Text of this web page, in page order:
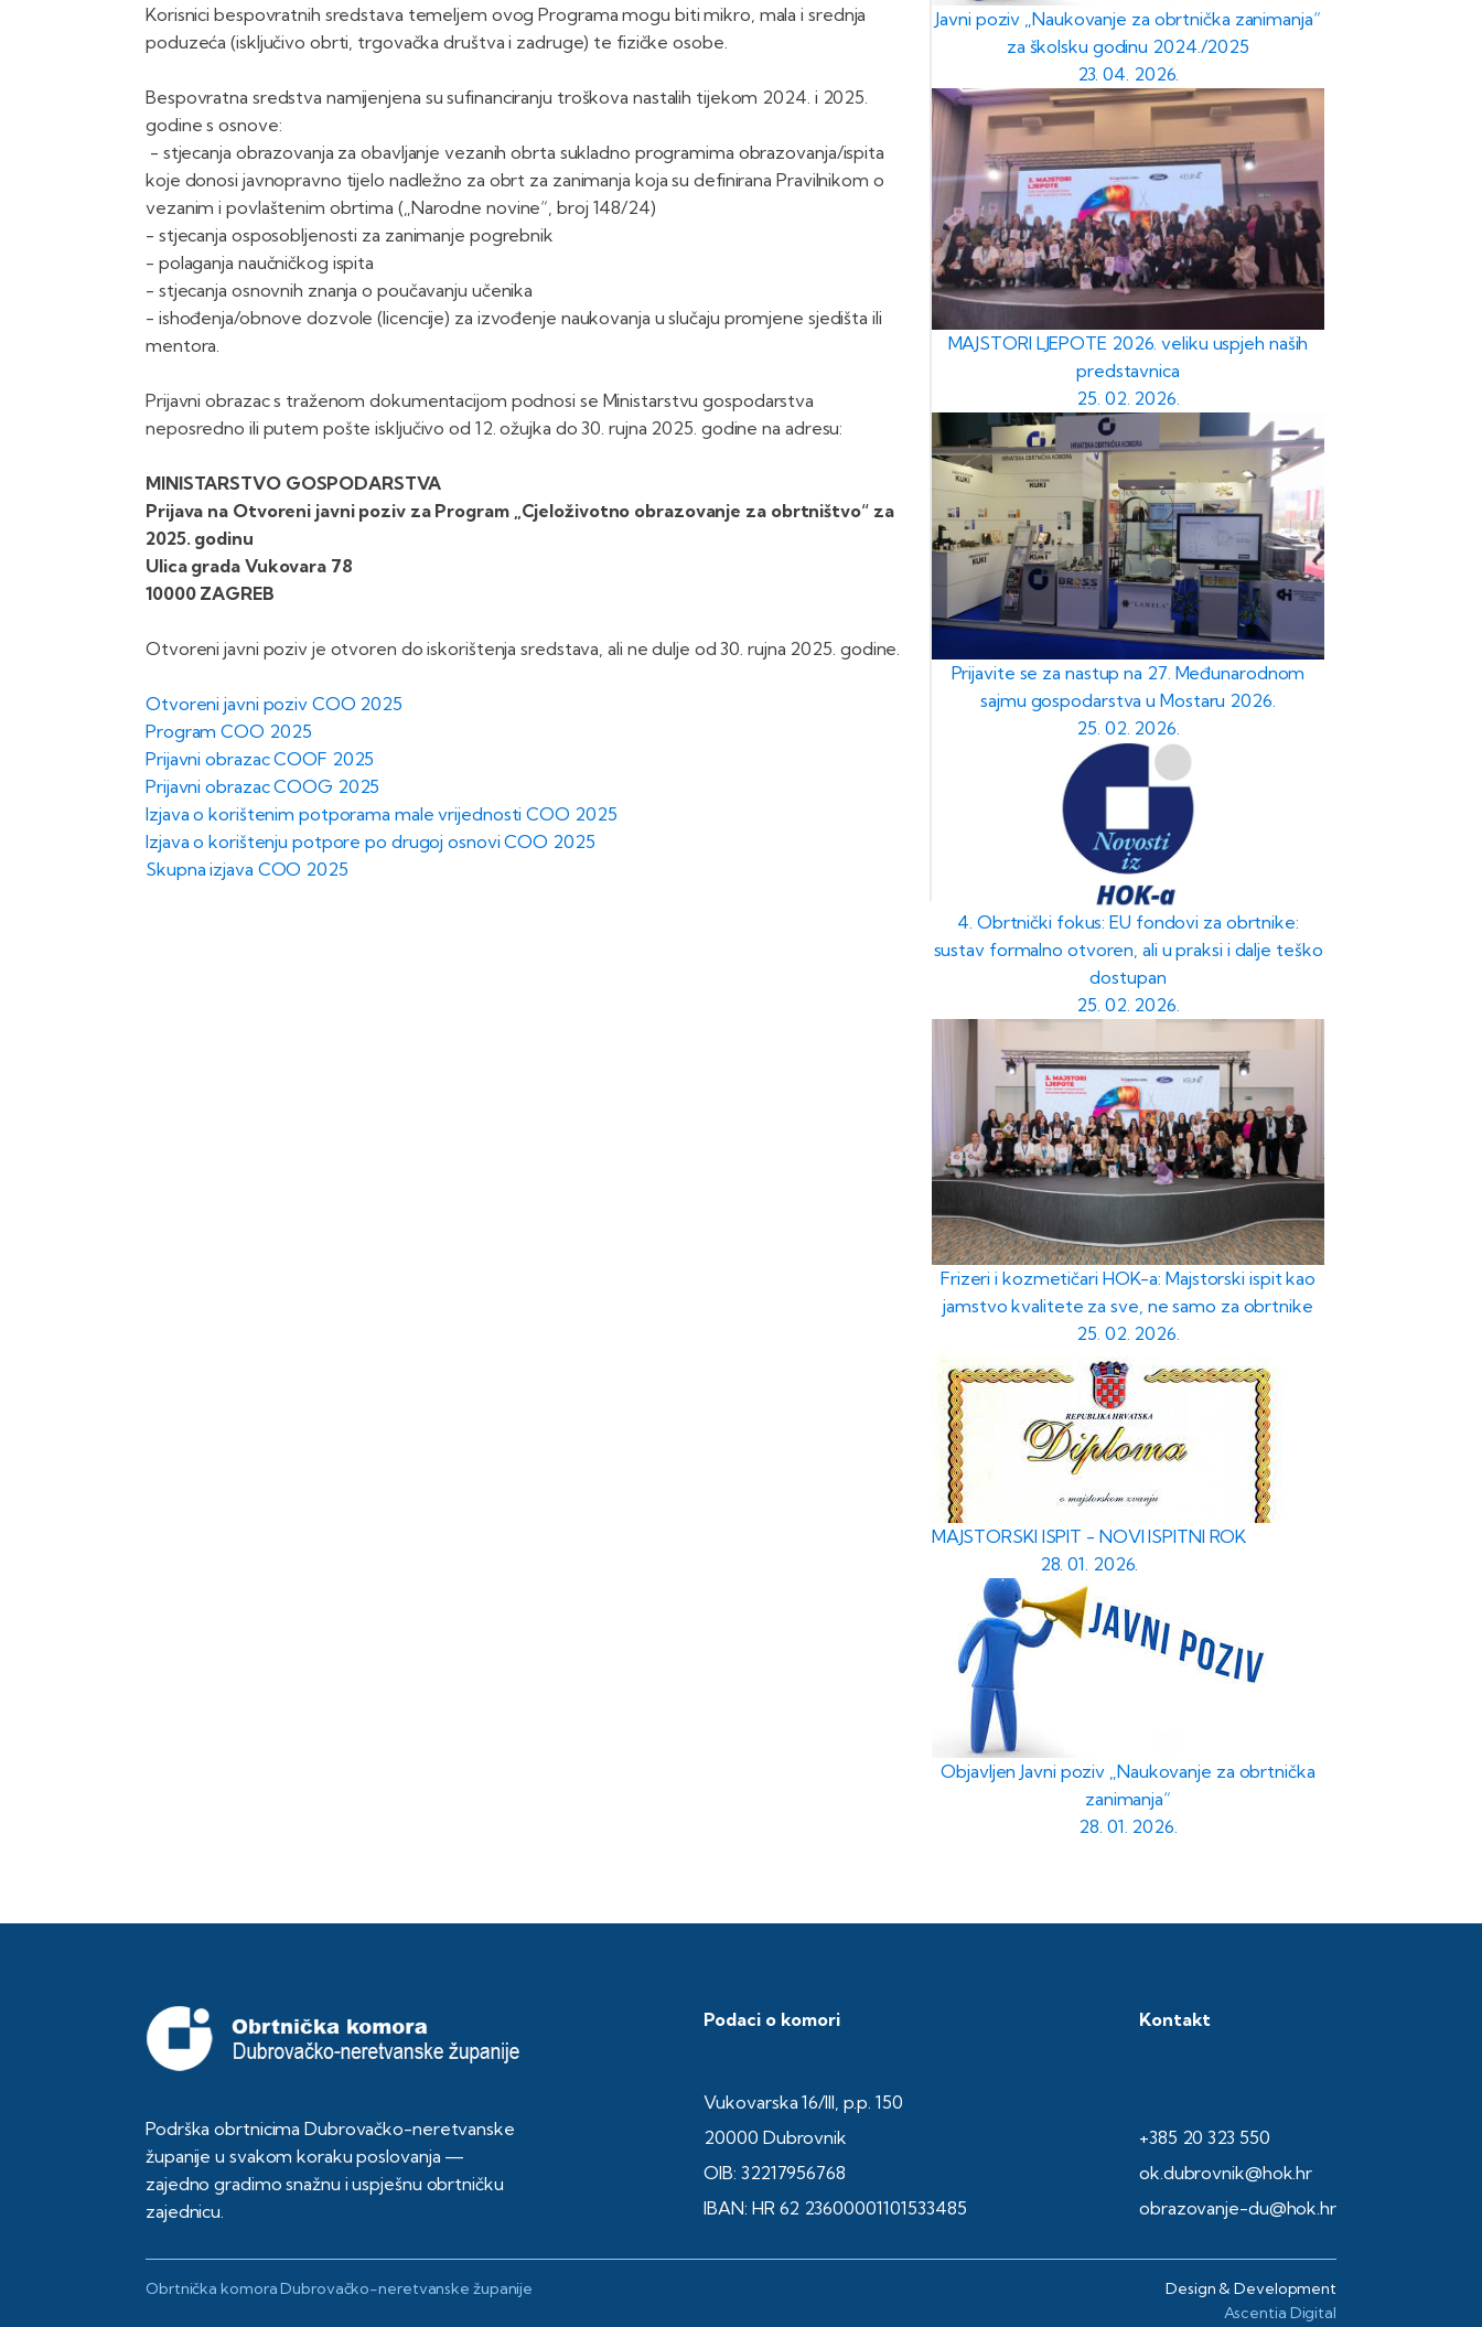
Korisnici bespovratnih sredstava temeljem ovog Programa mogu biti mikro, mala i srednja
poduzeća (isključivo obrti, trgovačka društva i zadruge) te fizičke osobe.
Bespovratna sredstva namijenjena su sufinanciranju troškova nastalih tijekom 2024. i 2025.
godine s osnove:
- stjecanja obrazovanja za obavljanje vezanih obrta sukladno programima obrazovanja/ispita
koje donosi javnopravno tijelo nadležno za obrt za zanimanja koja su definirana Pravilnikom o
vezanim i povlaštenim obrtima („Narodne novine“, broj 148/24)
- stjecanja osposobljenosti za zanimanje pogrebnik
- polaganja naučničkog ispita
- stjecanja osnovnih znanja o poučavanju učenika
- ishođenja/obnove dozvole (licencije) za izvođenje naukovanja u slučaju promjene sjedišta ili
mentora.
Prijavni obrazac s traženom dokumentacijom podnosi se Ministarstvu gospodarstva
neposredno ili putem pošte isključivo od 12. ožujka do 30. rujna 2025. godine na adresu:
MINISTARSTVO GOSPODARSTVA
Prijava na Otvoreni javni poziv za Program „Cjeloživotno obrazovanje za obrtništvo“ za
2025. godinu
Ulica grada Vukovara 78
10000 ZAGREB
Otvoreni javni poziv je otvoren do iskorištenja sredstava, ali ne dulje od 30. rujna 2025. godine.
Otvoreni javni poziv COO 2025
Program COO 2025
Prijavni obrazac COOF 2025
Prijavni obrazac COOG 2025
Izjava o korištenim potporama male vrijednosti COO 2025
Izjava o korištenju potpore po drugoj osnovi COO 2025
Skupna izjava COO 2025
Javni poziv „Naukovanje za obrtnička zanimanja“
za školsku godinu 2024./2025
23. 04. 2026.
MAJSTORI LJEPOTE 2026. veliku uspjeh naših
predstavnica
25. 02. 2026.
Prijavite se za nastup na 27. Međunarodnom
sajmu gospodarstva u Mostaru 2026.
25. 02. 2026.
4. Obrtnički fokus: EU fondovi za obrtnike:
sustav formalno otvoren, ali u praksi i dalje teško
dostupan
25. 02. 2026.
Frizeri i kozmetičari HOK-a: Majstorski ispit kao
jamstvo kvalitete za sve, ne samo za obrtnike
25. 02. 2026.
MAJSTORSKI ISPIT - NOVI ISPITNI ROK
28. 01. 2026.
Objavljen Javni poziv „Naukovanje za obrtnička
zanimanja“
28. 01. 2026.
Podrška obrtnicima Dubrovačko-neretvanske
županije u svakom koraku poslovanja —
zajedno gradimo snažnu i uspješnu obrtničku
zajednicu.
Podaci o komori
Vukovarska 16/III, p.p. 150
20000 Dubrovnik
OIB: 32217956768
IBAN: HR 62 23600001101533485
Kontakt
+385 20 323 550
ok.dubrovnik@hok.hr
obrazovanje-du@hok.hr
Obrtnička komora Dubrovačko-neretvanske županije
Design & Development
Ascentia Digital